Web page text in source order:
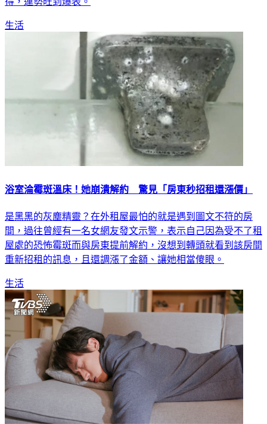
生活
浴室淪霉斑溫床！她崩潰解約 驚見「房東秒招租還漲價」
是黑黑的灰塵精靈？在外租屋最怕的就是遇到圖文不符的房
間，過往曾經有一名女網友發文示警，表示自己因為受不了租
屋處的恐怖霉斑而與房東提前解約，沒想到轉頭就看到該房間
重新招租的訊息，且還調漲了金額、讓她相當傻眼。
生活